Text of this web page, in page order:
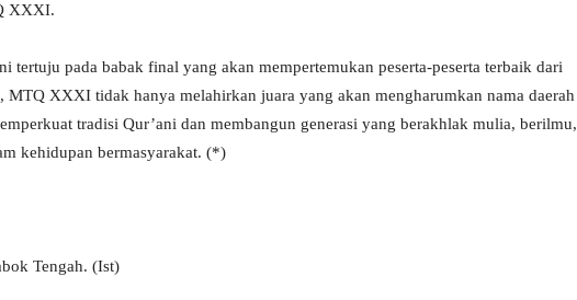
XXXI.
tertuju pada babak final yang akan mempertemukan peserta-peserta terbaik dari
MTQ XXXI tidak hanya melahirkan juara yang akan mengharumkan nama daerah
tradisi Qur’ani dan membangun generasi yang berakhlak mulia, berilmu,
kehidupan bermasyarakat. (*)
Tengah. (Ist)